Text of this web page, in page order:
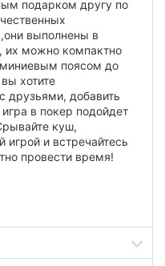
подарком другу по
выполнены в
их можно компактно
поясом до
хотите
друзьями, добавить
в покер подойдет
куш,
игрой и встречайтесь
провести время!